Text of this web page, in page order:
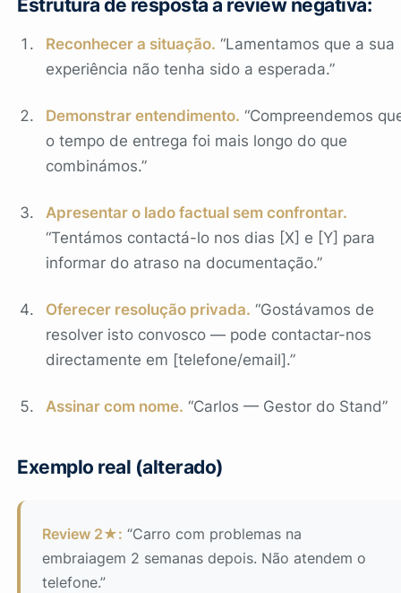
Estrutura de resposta a review negativa:
Reconhecer a situação. “Lamentamos que a sua
experiência não tenha sido a esperada.”
Demonstrar entendimento. “Compreendemos
o tempo de entrega foi mais longo do que
combinámos.”
Apresentar o lado factual sem confrontar.
“Tentámos contactá-lo nos dias [X] e [Y] para
informar do atraso na documentação.”
Oferecer resolução privada. “Gostávamos de
resolver isto convosco — pode contactar-nos
directamente em [telefone/email].”
Assinar com nome. “Carlos — Gestor do Stand”
Exemplo real (alterado)
Review 2★: “Carro com problemas na
embraiagem 2 semanas depois. Não atendem o
telefone.”